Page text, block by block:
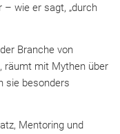
– wie er sagt, „durch
Branche von
räumt mit Mythen über
sie besonders
Mentoring und